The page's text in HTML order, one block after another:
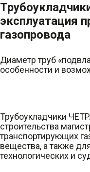
эксплуатация
газопровода
Диаметр труб
особенности и
Трубоукладчики
строительства
транспортирующих
вещества, а также
технологических и